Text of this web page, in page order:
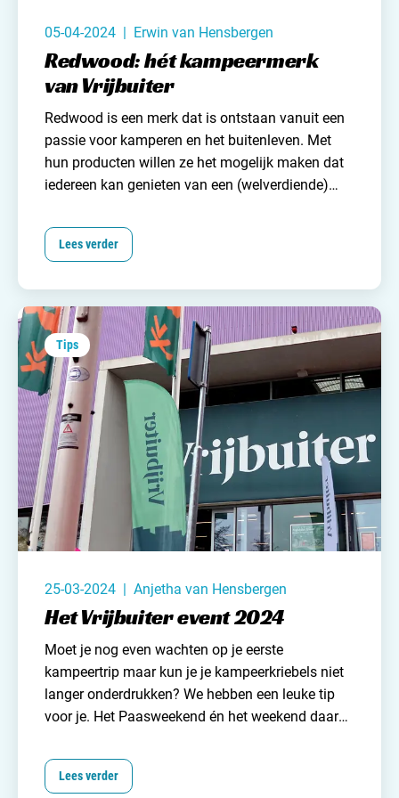
05-04-2024 | Erwin van Hensbergen
Redwood: hét kampeermerk
van Vrijbuiter
Redwood is een merk dat is ontstaan vanuit een
passie voor kamperen en het buitenleven. Met
hun producten willen ze het mogelijk maken dat
iedereen kan genieten van een (welverdiende)
flink uitgedijd en je kunt het zo gek niet verzinnen
of ze hebben het. Slaapmatten, bolderkarren,
doorgaan. De kans is dan ook vrij groot dat ook
jij iets van Redwood in je kampeeruitrusting terug
kunt vinden. Maar wat maakt dit merk zo
populair? Waar staan ze voor en wat kun je
verwachten wanneer je een product van Redwood
in huis haalt? Tijd om dit merk eens even in het
zonnetje te zetten!
bekijk alles van Redwood
Lees verder
Tips
25-03-2024 | Anjetha van Hensbergen
Het Vrijbuiter event 2024
Moet je nog even wachten op je eerste
kampeertrip maar kun je je kampeerkriebels niet
langer onderdrukken? We hebben een leuke tip
voor je. Het Paasweekend én het weekend daarna
Vrijbuiterhet Vrijbuiter event. De start van jou
kampeerseizoen. Ben jij nog op zoek naar nieuwe
Lees verder